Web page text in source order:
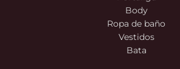
Body
Ropa de baño
Vestidos
Bata